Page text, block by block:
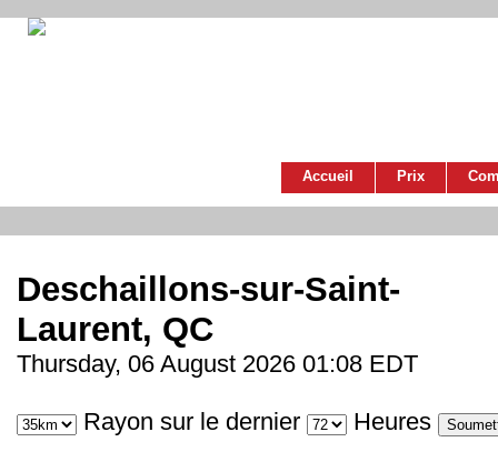
Accueil Prix
Deschaillons-sur-Saint-
Laurent, QC
Thursday, 06 August 2026 01:08 EDT
Rayon sur le dernier Heures